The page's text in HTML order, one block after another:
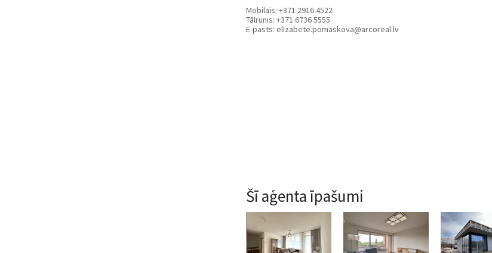
Mobilais: +371 2916 4522
Tālrunis: +371 6736 5555
E-pasts: elizabete.pomaskova@arcoreal.lv
Šī aģenta īpašumi